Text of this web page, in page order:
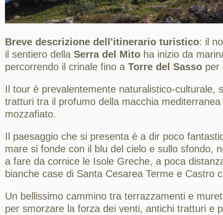
Breve descrizione dell'itinerario turistico: il
il sentiero della Serra del Mito ha inizio da
percorrendo il crinale fino a Torre del Sasso per
Il tour è prevalentemente naturalistico-culturale,
tratturi tra il profumo della macchia
mozzafiato.
Il paesaggio che si presenta è a dir poco
mare si fonde con il blu del cielo e sullo sfondo,
a fare da cornice le Isole Greche, a poca
bianche case di Santa Cesarea Terme e Castro
Un bellissimo cammino tra terrazzamenti e
per smorzare la forza dei venti, antichi tratturi e